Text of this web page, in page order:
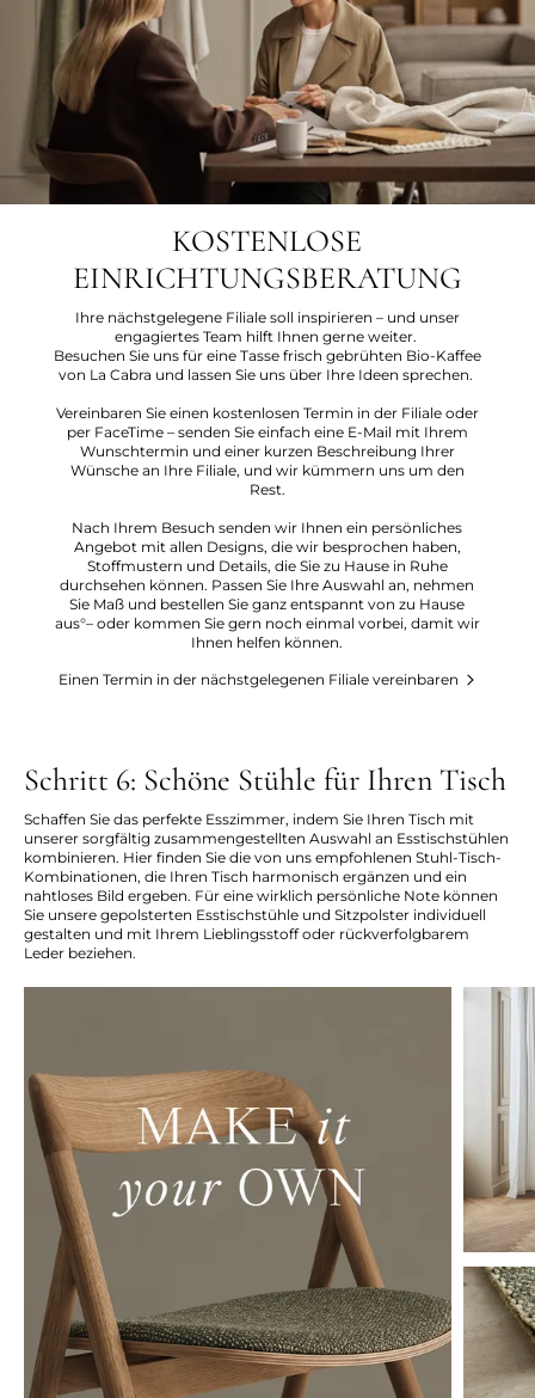
KOSTENLOSE
EINRICHTUNGSBERATUNG
Ihre nächstgelegene Filiale soll inspirieren – und unser
engagiertes Team hilft Ihnen gerne weiter.
Besuchen Sie uns für eine Tasse frisch gebrühten Bio-Kaffee
von La Cabra und lassen Sie uns über Ihre Ideen sprechen.
Vereinbaren Sie einen kostenlosen Termin in der Filiale oder
per FaceTime – senden Sie einfach eine E-Mail mit Ihrem
Wunschtermin und einer kurzen Beschreibung Ihrer
Wünsche an Ihre Filiale, und wir kümmern uns um den
Rest.
Nach Ihrem Besuch senden wir Ihnen ein persönliches
Angebot mit allen Designs, die wir besprochen haben,
Stoffmustern und Details, die Sie zu Hause in Ruhe
durchsehen können. Passen Sie Ihre Auswahl an, nehmen
Sie Maß und bestellen Sie ganz entspannt von zu Hause
aus°– oder kommen Sie gern noch einmal vorbei, damit wir
Ihnen helfen können.
Einen Termin in der nächstgelegenen Filiale vereinbaren
Schritt 6: Schöne Stühle für Ihren Tisch
Schaffen Sie das perfekte Esszimmer, indem Sie Ihren Tisch mit
unserer sorgfältig zusammengestellten Auswahl an Esstischstühlen
kombinieren. Hier finden Sie die von uns empfohlenen Stuhl-Tisch-
Kombinationen, die Ihren Tisch harmonisch ergänzen und ein
nahtloses Bild ergeben. Für eine wirklich persönliche Note können
Sie unsere gepolsterten Esstischstühle und Sitzpolster individuell
gestalten und mit Ihrem Lieblingsstoff oder rückverfolgbarem
Leder beziehen.